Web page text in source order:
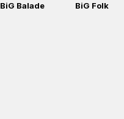
BiG Balade BiG Folk